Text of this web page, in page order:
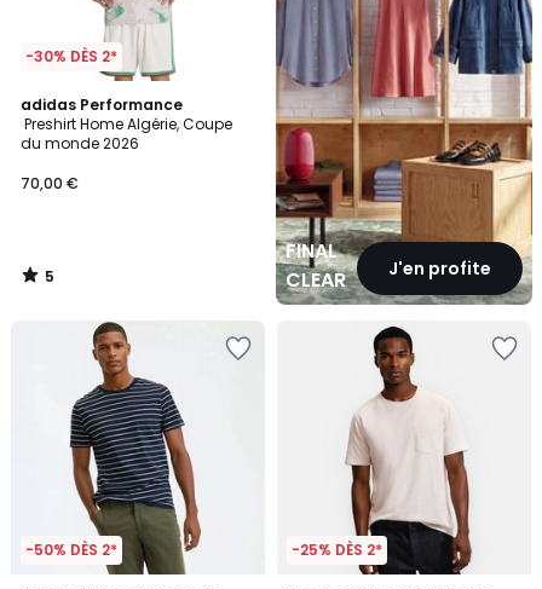
-30% DÈS 2*
adidas Performance
Preshirt Home Algérie, Coupe
du monde 2026
70,00 €
5
/
5
5
/
FINAL
CLEARANCEJ'en profite
-50% DÈS 2* -25% DÈS 2*